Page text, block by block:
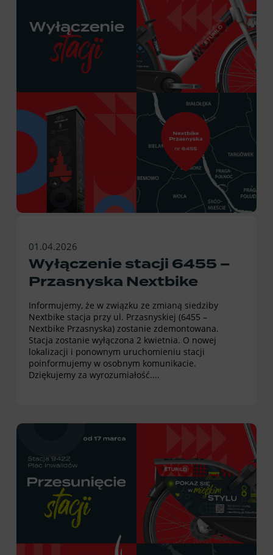
01.04.2026
Wyłączenie stacji 6455 –
Przasnyska Nextbike
Informujemy, że w związku ze zmianą siedziby
Nextbike stacja przy ul. Przasnyskiej (6455 –
Nextbike Przasnyska) zostanie zdemontowana.
Stacja zostanie wyłączona 2 kwietnia. O nowej
lokalizacji i ponownym uruchomieniu stacji
poinformujemy w osobnym komunikacie.
Dziękujemy za wyrozumiałość....